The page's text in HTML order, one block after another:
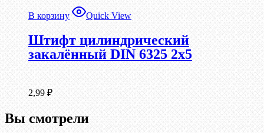
В корзину Quick View
Штифт цилиндрический
закалённый DIN 6325 2х5
2,99 ₽
Вы смотрели